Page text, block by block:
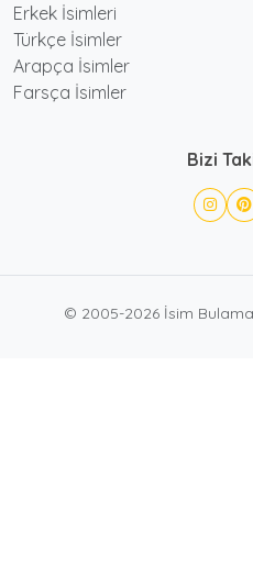
Erkek İsimleri
Türkçe İsimler
Arapça İsimler
Farsça İsimler
Bizi
© 2005-2026 İsim